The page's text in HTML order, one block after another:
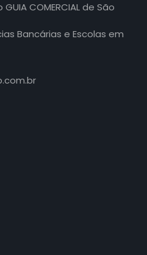
COMERCIAL de São
Bancárias e Escolas em